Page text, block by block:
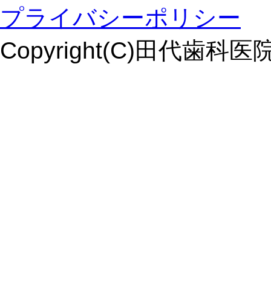
プライバシーポリシー
Copyright(C)田代歯科医